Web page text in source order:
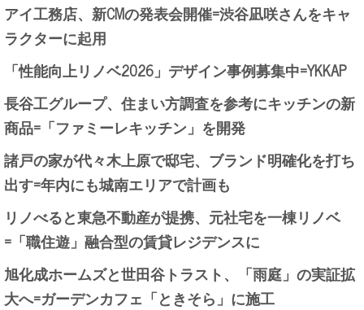
アイ工務店、新CMの発表会開催=渋谷凪咲さんをキャ
ラクターに起用
「性能向上リノベ2026」デザイン事例募集中=YKKAP
長谷工グループ、住まい方調査を参考にキッチンの新
商品=「ファミーレキッチン」を開発
諸戸の家が代々木上原で邸宅、ブランド明確化を打ち
出す=年内にも城南エリアで計画も
リノべると東急不動産が提携、元社宅を一棟リノベ
=「職住遊」融合型の賃貸レジデンスに
旭化成ホームズと世田谷トラスト、「雨庭」の実証拡
大へ=ガーデンカフェ「ときそら」に施工